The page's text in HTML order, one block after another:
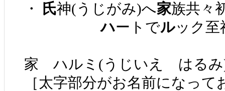
・ 氏神(うじがみ)へ家族共々
ハートでルック
家 ハルミ(うじいえ はる
［太字部分がお名前になって